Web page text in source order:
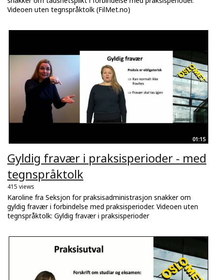
Videoen uten tegnspråktolk (FilMet.no)
01:15
Gyldig fravær i praksisperioder - med
tegnspråktolk
415 views
Karoline fra Seksjon for praksisadministrasjon snakker om
gyldig fravær i forbindelse med praksisperioder. Videoen uten
tegnspråktolk: Gyldig fravær i praksisperioder